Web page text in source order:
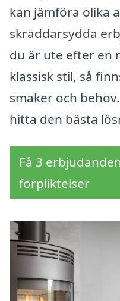
kan jämföra olika
skräddarsydda
du är ute efter en
klassisk stil, så
smaker och
hitta den bästa
Få 3
förpliktelser